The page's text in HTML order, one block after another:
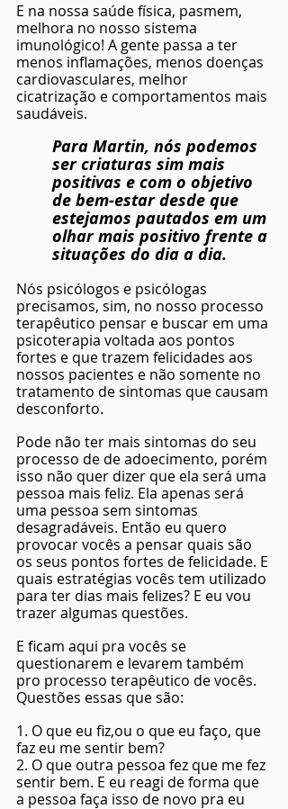
E na nossa saúde física, pasmem,
melhora no nosso sistema
imunológico! A gente passa a ter
menos inflamações, menos doenças
cardiovasculares, melhor
cicatrização e comportamentos mais
saudáveis.
Para Martin, nós podemos
ser criaturas sim mais
positivas e com o objetivo
de bem-estar desde que
estejamos pautados em um
olhar mais positivo frente a
situações do dia a dia.
Nós psicólogos e psicólogas
precisamos, sim, no nosso processo
terapêutico pensar e buscar em uma
psicoterapia voltada aos pontos
fortes e que trazem felicidades aos
nossos pacientes e não somente no
tratamento de sintomas que causam
desconforto.
Pode não ter mais sintomas do seu
processo de de adoecimento, porém
isso não quer dizer que ela será uma
pessoa mais feliz. Ela apenas será
uma pessoa sem sintomas
desagradáveis. Então eu quero
provocar vocês a pensar quais são
os seus pontos fortes de felicidade. E
quais estratégias vocês tem utilizado
para ter dias mais felizes? E eu vou
trazer algumas questões.
E ficam aqui pra vocês se
questionarem e levarem também
pro processo terapêutico de vocês.
Questões essas que são:
1. O que eu fiz,ou o que eu faço, que
faz eu me sentir bem?
2. O que outra pessoa fez que me fez
sentir bem. E eu reagi de forma que
a pessoa faça isso de novo pra eu